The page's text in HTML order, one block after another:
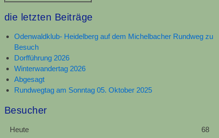
die letzten Beiträge
Odenwaldklub- Heidelberg auf dem Michelbacher Rundweg zu
Besuch
Dorfführung 2026
Winterwandertag 2026
Abgesagt
Rundwegtag am Sonntag 05. Oktober 2025
Besucher
Heute
68